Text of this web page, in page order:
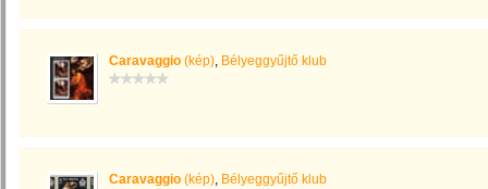
Caravaggio (kép), Bélyeggyűjtő klub
Caravaggio (kép), Bélyeggyűjtő klub